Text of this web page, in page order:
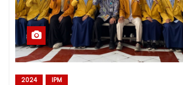
2024 IPM